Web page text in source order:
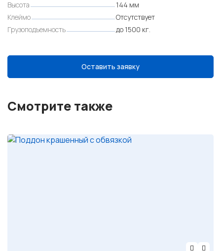
Высота
144 мм
Клеймо
Отсутствует
Грузоподъемность
до 1500 кг.
Оставить заявку
Смотрите также